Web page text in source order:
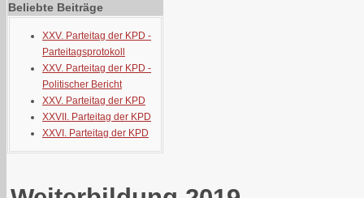
Beliebte Beiträge
XXV. Parteitag der KPD -
Parteitagsprotokoll
XXV. Parteitag der KPD -
Politischer Bericht
XXV. Parteitag der KPD
XXVII. Parteitag der KPD
XXVI. Parteitag der KPD